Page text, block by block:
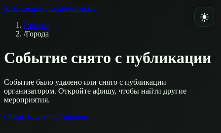
К основному содержимому
Главная
/Города
Событие снято с публикации
Событие было удалено или снято с публикации
организатором. Откройте афишу, чтобы найти другие
мероприятия.
Открыть афишу городов